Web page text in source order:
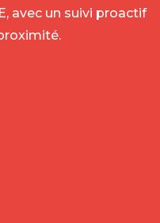
avec un suivi proactif